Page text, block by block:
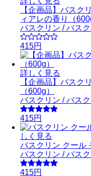
【企画品】バスク
ィアレの香り（
バスクリン / バス
415円
詳しく見る
【企画品】バスク
（600g）
バスクリン / バス
415円
しく見る
バスクリン クール
バスクリン / バス
415円